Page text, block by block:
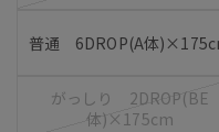
普通 6DROP(A体
がっしり 2DROP(BE
体)×175cm